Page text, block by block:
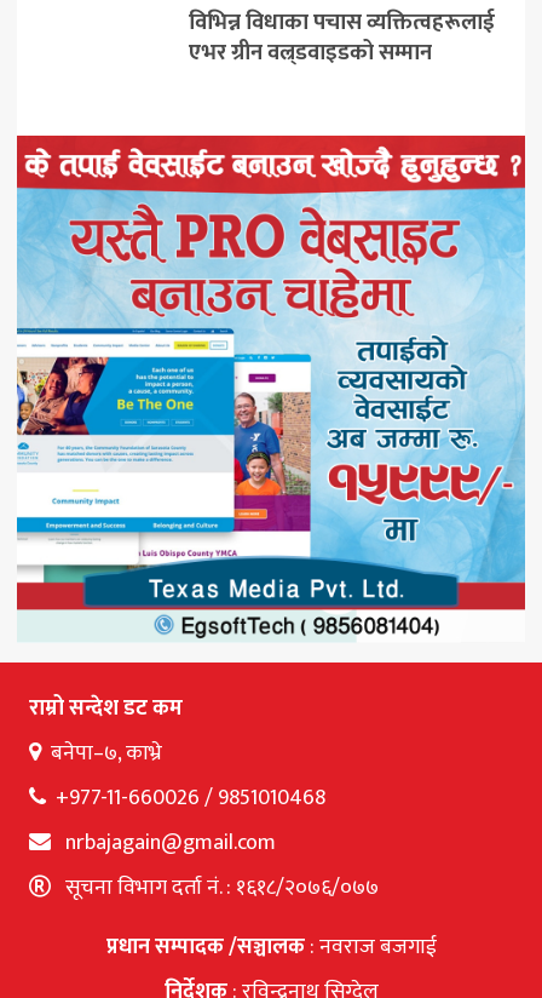
विभिन्न विधाका पचास व्यक्तित्वहरूलाई
एभर ग्रीन वल्र्डवाइडको सम्मान
राम्रो सन्देश डट कम
बनेपा–७, काभ्रे
+977-11-660026 / 9851010468
nrbajagain@gmail.com
सूचना विभाग दर्ता नं. : १६१८/२०७६/०७७
प्रधान सम्पादक /सञ्चालक: नवराज बजगाई